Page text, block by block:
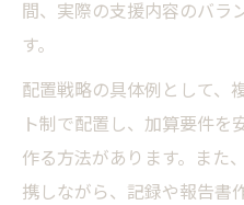
間、実際の支援内容のバラ
す。
配置戦略の具体例として、
ト制で配置し、加算要件を
作る方法があります。また
携しながら、記録や報告書